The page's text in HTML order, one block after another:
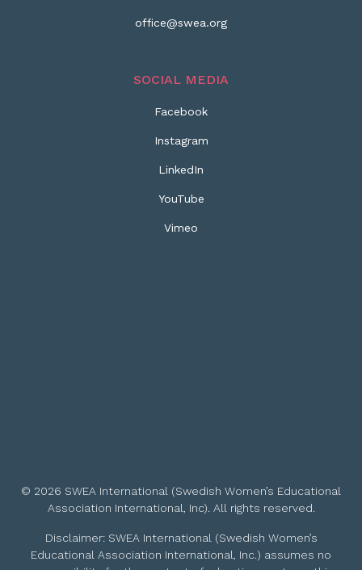
office@swea.org
SOCIAL MEDIA
Facebook
Instagram
LinkedIn
YouTube
Vimeo
© 2026 SWEA International (Swedish Women’s Educational
Association International, Inc). All rights reserved.
Disclaimer: SWEA International (Swedish Women’s
Educational Association International, Inc.) assumes no